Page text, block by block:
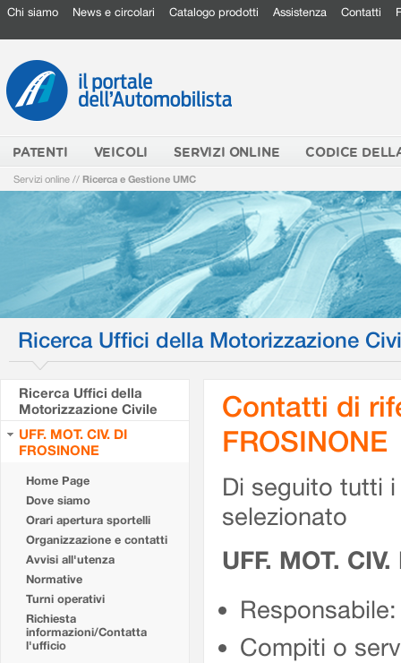
Chi siamo News e circolari Catalogo prodotti Assistenza Contatti
PATENTI VEICOLI SERVIZI ONLINE CODICE
Servizi online // Ricerca e Gestione UMC
Ricerca Uffici della Motorizzazione
Ricerca Uffici della
Motorizzazione Civile
UFF. MOT. CIV. DI
FROSINONE
Home Page
Dove siamo
Orari apertura sportelli
Organizzazione e contatti
Avvisi all'utenza
Normative
Turni operativi
Richiesta
informazioni/Contatta
l'ufficio
Contatti di
FROSINONE
Di seguito tutti
selezionato
UFF. MOT.
Compiti o